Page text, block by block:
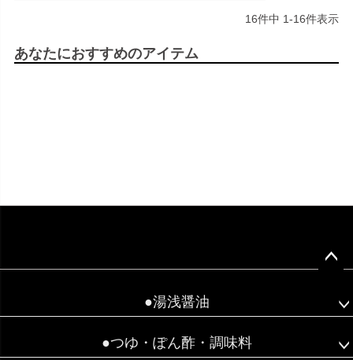
16件中 1-16件表示
あなたにおすすめのアイテム
●湯浅醤油
●つゆ・ぽん酢・調味料